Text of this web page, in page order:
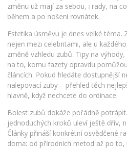
změnu už mají za sebou, i rady, na
během a po nošení rovnátek.
Estetika úsměvu je dnes velké téma.
nejen mezi celebritami, ale u
změně vzhledu zubů. Tipy na
na to, komu fazety opravdu
článcích. Pokud hledáte dostupnější
nalepovací zuby – přehled těch
hlavně, když nechcete do ordinace.
Bolest zubů dokáže pořádně
jednoduchých kroků uleví ještě dřív,
Články přináší konkrétní osvědčené
doma: od přírodních metod až po to,